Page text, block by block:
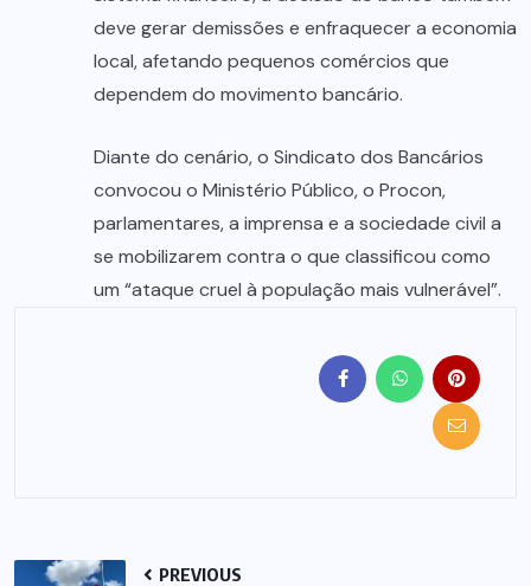
deve gerar demissões e enfraquecer a economia
local, afetando pequenos comércios que
dependem do movimento bancário.
Diante do cenário, o Sindicato dos Bancários
convocou o Ministério Público, o Procon,
parlamentares, a imprensa e a sociedade civil a
se mobilizarem contra o que classificou como
um “ataque cruel à população mais vulnerável”.
PREVIOUS